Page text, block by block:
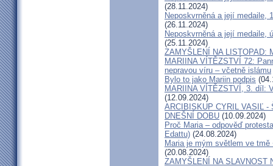
(28.11.2024)
Neposkvrněná a její medaile,
(26.11.2024)
Neposkvrněná a její medaile,
(25.11.2024)
ZAMYŠLENÍ NA LISTOPAD:
MARIINA VÍTĚZSTVÍ 72:
nepravou víru – včetně islámu
Bylo to jako Mariin podpis
MARIINA VÍTĚZSTVÍ, 3. díl:
(12.09.2024)
ARCIBISKUP CYRIL VASIĽ -
DNEŠNÍ DOBU (10.09.2024)
Proč Maria – odpověď
Edattu) (24.08.2024)
Maria je mým světlem ve
(20.08.2024)
ZAMYŠLENÍ NA SLAVNOST